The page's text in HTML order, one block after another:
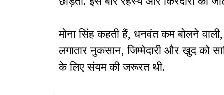
मोना सिंह कहती हैं, धनवंत कम बोलने
लगातार नुकसान, जिम्मेदारी और खुद को
के लिए संयम की जरूरत थी.